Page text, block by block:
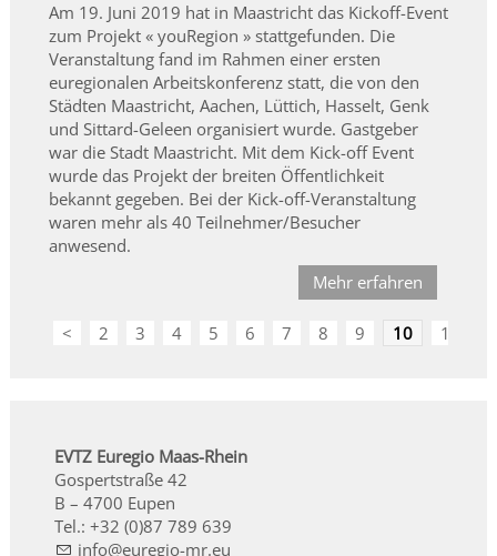
Am 19. Juni 2019 hat in Maastricht das Kickoff-Event
zum Projekt « youRegion » stattgefunden. Die
Veranstaltung fand im Rahmen einer ersten
euregionalen Arbeitskonferenz statt, die von den
Städten Maastricht, Aachen, Lüttich, Hasselt, Genk
und Sittard-Geleen organisiert wurde. Gastgeber
war die Stadt Maastricht. Mit dem Kick-off Event
wurde das Projekt der breiten Öffentlichkeit
bekannt gegeben. Bei der Kick-off-Veranstaltung
waren mehr als 40 Teilnehmer/Besucher
anwesend.
Mehr erfahren
< 2 3 4 5 6 7 8 9 10 11
EVTZ Euregio Maas-Rhein
Gospertstraße 42
B – 4700 Eupen
Tel.: +32 (0)87 789 639
nf
r g -mr